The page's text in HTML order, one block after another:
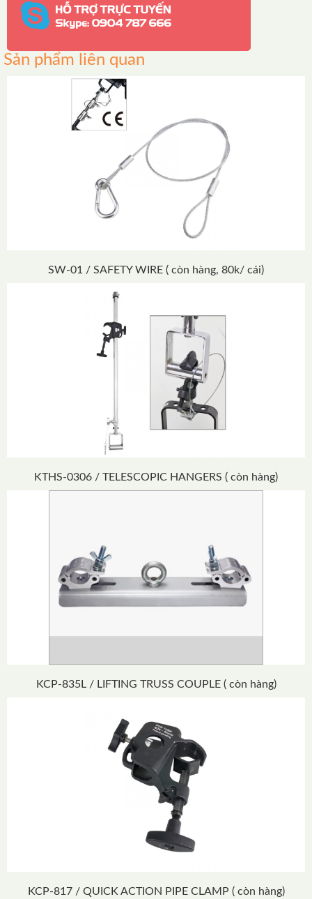
Sản phẩm liên quan
SW-01 / SAFETY WIRE ( còn hàng, 80k/ cái)
KTHS-0306 / TELESCOPIC HANGERS ( còn hàng)
KCP-835L / LIFTING TRUSS COUPLE ( còn hàng)
KCP-817 / QUICK ACTION PIPE CLAMP ( còn hàng)